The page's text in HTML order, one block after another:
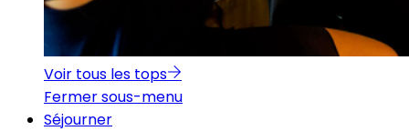
Voir tous les tops
Fermer sous-menu
Séjourner